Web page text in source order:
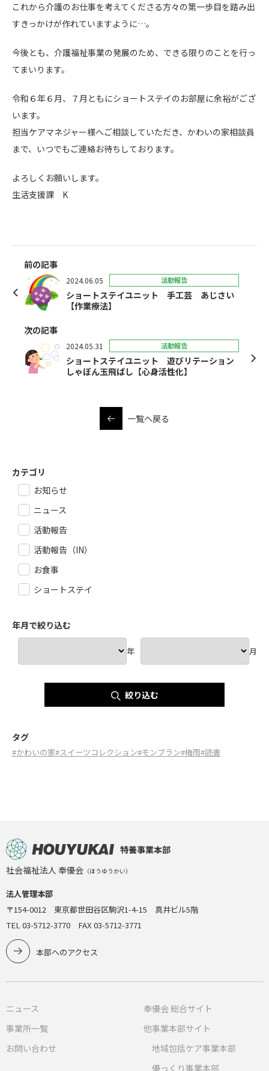
これから介護のお仕事を考えてくださる方々の第一歩目を踏み出
すきっかけが作れていますように…。
今後とも、介護福祉事業の発展のため、できる限りのことを行っ
てまいります。
令和６年６月、７月ともにショートステイのお部屋に余裕がござ
います。
担当ケアマネジャー様へご相談していただき、かわいの家相談員
まで、いつでもご連絡お待ちしております。
よろしくお願いします。
生活支援課 K
前の記事
2024.06.05 活動報告
ショートステイユニット 手工芸 あじさい
【作業療法】
次の記事
2024.05.31 活動報告
ショートステイユニット 遊びリテーション
しゃぼん玉飛ばし【心身活性化】
一覧へ戻る
カテゴリ
お知らせ
ニュース
活動報告
活動報告（IN）
お食事
ショートステイ
年月で絞り込む
年 月
絞り込む
タグ
#かわいの家#スイーツコレクション#モンブラン#梅雨#読書
特養事業本部
社会福祉法人 奉優会 （ほうゆうかい）
法人管理本部
〒154-0012 東京都世田谷区駒沢1-4-15 真井ビル5階
TEL 03-5712-3770 FAX 03-5712-3771
本部へのアクセス
ニュース
事業所一覧
お問い合わせ
奉優会 総合サイト
他事業本部サイト
地域包括ケア事業本部
優っくり事業本部